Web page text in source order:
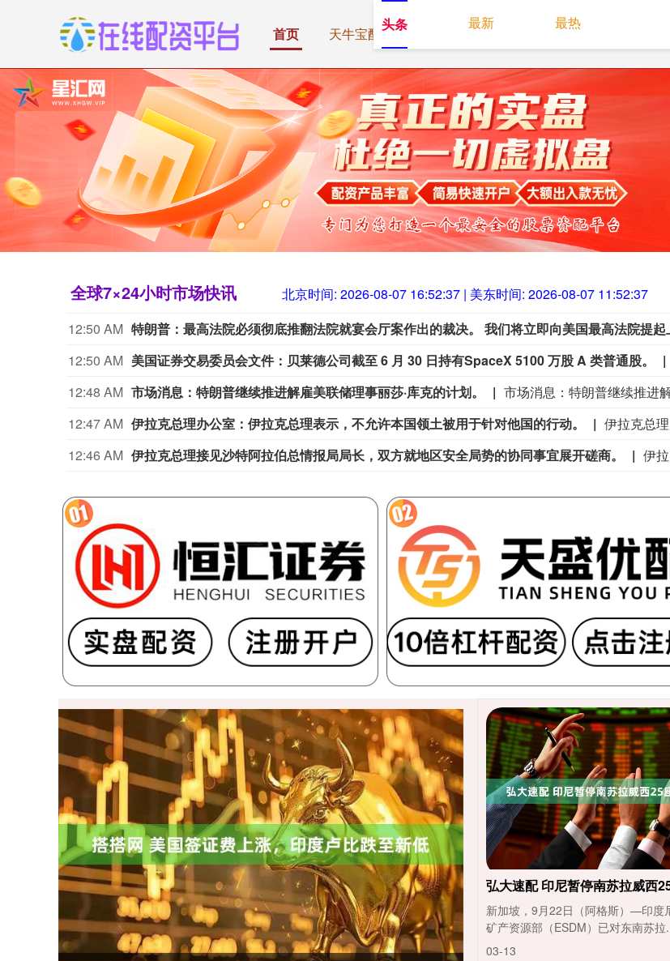
首页 天牛宝配资 炒股10倍杠杆 配资平台佣金
全球7×24小时市场快讯 北京时间: 2026-08-07 16:52:38 | 美东时间: 2026-08-07 11:52:38
12:50 AM 特朗普：最高法院必须彻底推翻法院就宴会厅案作出的裁决。 我们将立即向美国最高法院提起
12:50 AM 美国证券交易委员会文件：贝莱德公司截至 6 月 30 日持有SpaceX 5100 万股 A 类普通股。
12:48 AM 市场消息：特朗普继续推进解雇美联储理事丽莎·库克的计划。
12:47 AM 伊拉克总理办公室：伊拉克总理表示，不允许本国领土被用于针对他国的行动。
12:46 AM 伊拉克总理接见沙特阿拉伯总情报局局长，双方就地区安全局势的协同事宜展开磋商。
弘大速配 印尼暂停南苏拉威西
新加坡，9月22日（阿格斯）—印度
矿产资源部（ESDM）已对东南苏拉
03-13
头条 最新 最热